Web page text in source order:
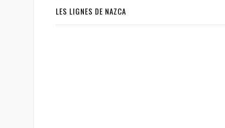
LES LIGNES DE NAZCA